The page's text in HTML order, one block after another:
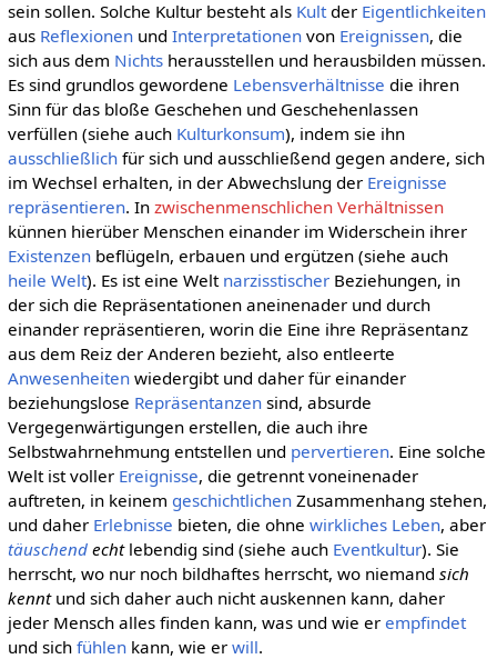
sein sollen. Solche Kultur besteht als Kultder Eigentlichkeiten
aus Reflexionenund Interpretationenvon Ereignissen, die
sich aus dem Nichtsherausstellen und herausbilden müssen.
Es sind grundlos gewordene Lebensverhältnisse die ihren
Sinn für das bloße Geschehen und Geschehenlassen
verfüllen (siehe auch Kulturkonsum), indem sie ihn
ausschließlichfür sich und ausschließend gegen andere, sich
im Wechsel erhalten, in der Abwechslung der Ereignisse
repräsentieren. In zwischenmenschlichen Verhältnissen
künnen hierüber Menschen einander im Widerschein ihrer
Existenzenbeflügeln, erbauen und ergützen (siehe auch
heile Welt). Es ist eine Welt narzisstischerBeziehungen, in
der sich die Repräsentationen aneinenader und durch
einander repräsentieren, worin die Eine ihre Repräsentanz
aus dem Reiz der Anderen bezieht, also entleerte
Anwesenheitenwiedergibt und daher für einander
beziehungslose Repräsentanzensind, absurde
Vergegenwärtigungen erstellen, die auch ihre
Selbstwahrnehmung entstellen und pervertieren. Eine solche
Welt ist voller Ereignisse, die getrennt voneinenader
auftreten, in keinem geschichtlichenZusammenhang stehen,
und daher Erlebnisse bieten, die ohne wirkliches Leben, aber
täuschendechtlebendig sind (siehe auch Eventkultur). Sie
herrscht, wo nur noch bildhaftes herrscht, wo niemand sich
kenntund sich daher auch nicht auskennen kann, daher
jeder Mensch alles finden kann, was und wie er empfindet
und sich fühlenkann, wie er will.